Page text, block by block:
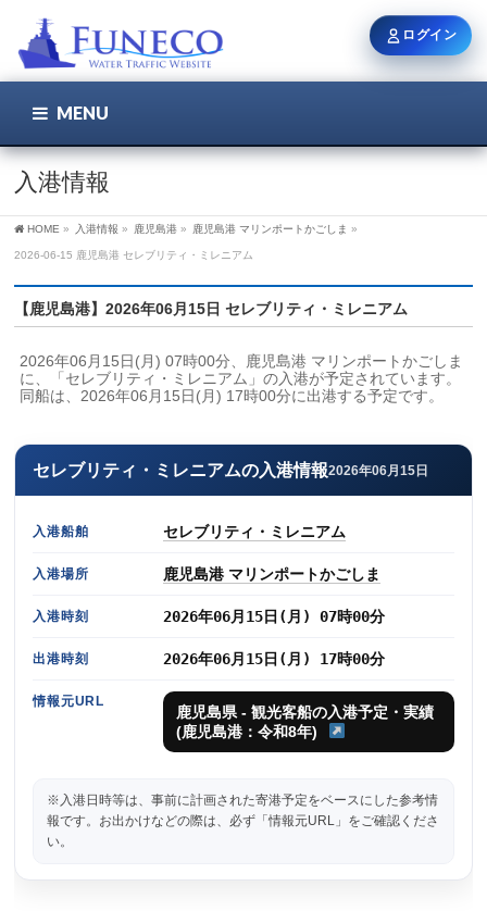
MENU
入港情報
HOME » 入港情報 » 鹿児島港 » 鹿児島港 マリンポートかごしま »
2026-06-15 鹿児島港 セレブリティ・ミレニアム
【鹿児島港】2026年06月15日 セレブリティ・ミレニアム
2026年06月15日(月) 07時00分、鹿児島港 マリンポートかごしま
に、「セレブリティ・ミレニアム」の入港が予定されています。
同船は、2026年06月15日(月) 17時00分に出港する予定です。
セレブリティ・ミレニアムの入港情報2026年06月15日
入港船舶 セレブリティ・ミレニアム
入港場所 鹿児島港 マリンポートかごしま
入港時刻 2026年06月15日(月) 07時00分
出港時刻 2026年06月15日(月) 17時00分
情報元URL
鹿児島県 - 観光客船の入港予定・実績
(鹿児島港：令和8年)
※入港日時等は、事前に計画された寄港予定をベースにした参考情
報です。お出かけなどの際は、必ず「情報元URL」をご確認くださ
い。
ログイン
ユーザー名 / メール
新規登録 パスワードを忘れた方